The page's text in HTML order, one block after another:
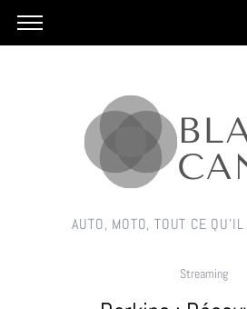
AUTO, MOTO, TOUT CE
Streaming